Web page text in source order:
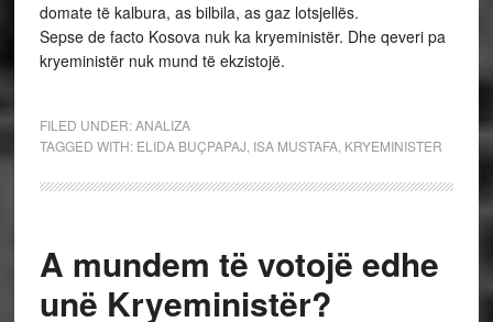
domate të kalbura, as bilbila, as gaz lotsjellës.
Sepse de facto Kosova nuk ka kryeministër. Dhe qeveri pa
kryeministër nuk mund të ekzistojë.
FILED UNDER:ANALIZA
TAGGED WITH: ELIDA BUÇPAPAJ ISA MUSTAFA, KRYEMINISTER
A mundem të votojë edhe
unë Kryeministër?